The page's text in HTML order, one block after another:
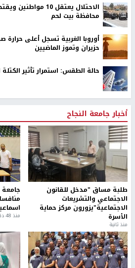
الاحتلال يعتقل 10
محافظة بيت لحم
أوروبا الغربية تسجل أعلى حرارة
حزيران وتموز الماضيين
حالة الطقس: استمرار تأثير
أخبار جامعة النجاح
طلبة مساق "مدخل للقانون
الاجتماعي والتشريعات
الاجتماعية"يزورون مركز حماية
الأسرة
منذ ثانية
منذ 48 دقيقة